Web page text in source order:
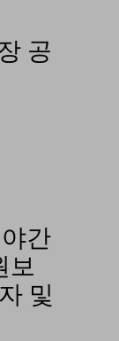
공
간
보
및